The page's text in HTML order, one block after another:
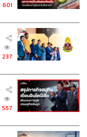
601
237
557